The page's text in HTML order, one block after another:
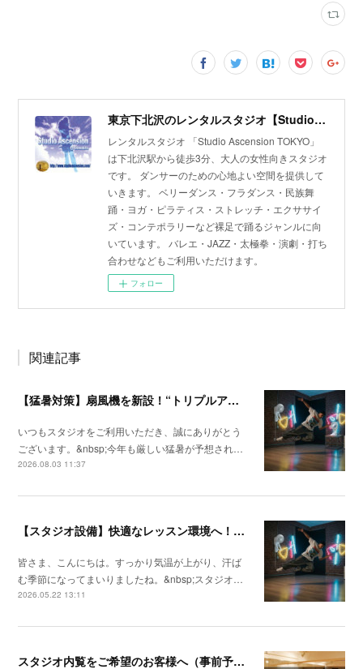
東京下北沢のレンタルスタジオ【Studio Ascension】
レンタルスタジオ 「Studio Ascension TOKYO」
は下北沢駅から徒歩3分、大人の女性向きスタジオ
です。 ダンサーのための心地よい空間を提供して
いきます。 ベリーダンス・フラダンス・民族舞
踊・ヨガ・ピラティス・ストレッチ・エクササイ
ズ・コンテポラリーなど裸足で踊るジャンルに向
いています。 バレエ・JAZZ・太極拳・演劇・打ち
合わせなどもご利用いただけます。
フォロー
関連記事
【猛暑対策】扇風機を新設！“トリプルアクセル級”の快適レッスン空間へ
いつもスタジオをご利用いただき、誠にありがとう
ございます。&nbsp;今年も厳しい猛暑が予想され…
2026.08.03 11:37
【スタジオ設備】快適なレッスン環境へ！壁掛サーキュレーターを新設しました
皆さま、こんにちは。すっかり気温が上がり、汗ば
む季節になってまいりましたね。&nbsp;スタジオ…
2026.05.22 13:11
スタジオ内覧をご希望のお客様へ（事前予約制のご案内）